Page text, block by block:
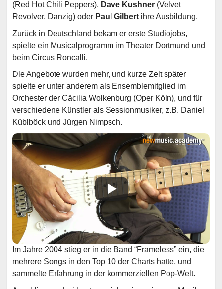
(Red Hot Chili Peppers), Dave Kushner (Velvet
Revolver, Danzig) oder Paul Gilbert ihre Ausbildung.
Zurück in Deutschland bekam er erste Studiojobs,
spielte ein Musicalprogramm im Theater Dortmund und
beim Circus Roncalli.
Die Angebote wurden mehr, und kurze Zeit später
spielte er unter anderem als Ensemblemitglied im
Orchester der Cäcilia Wolkenburg (Oper Köln), und für
verschiedene Künstler als Sessionmusiker, z.B. Daniel
Küblböck und Jürgen Nimpsch.
Im Jahre 2004 stieg er in die Band “Frameless” ein, die
mehrere Songs in den Top 10 der Charts hatte, und
sammelte Erfahrung in der kommerziellen Pop-Welt.